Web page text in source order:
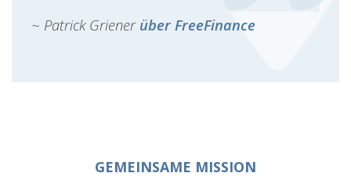
~ Patrick Griener über FreeFinance
GEMEINSAME MISSION